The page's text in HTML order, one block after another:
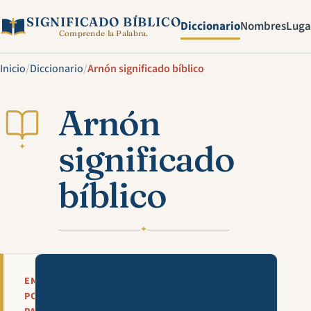
SIGNIFICADO BÍBLICO
Comprende la Palabra. DiccionarioNombres
Inicio/Diccionario/Arnón significado bíblico
✦
Arnón
significado
bíblico
✦
EN
POCAS
Mira esta explicación en